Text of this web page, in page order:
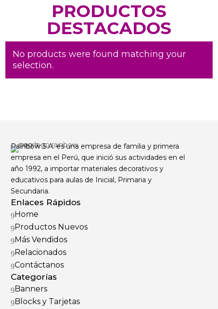
PRODUCTOS
DESTACADOS
No products were found matching your
selection.
Rainbow S.A. es una empresa de familia y primera
empresa en el Perú, que inició sus actividades en el
año 1992, a importar materiales decorativos y
educativos para aulas de Inicial, Primaria y
Secundaria.
Enlaces Rápidos
9Home
9Productos Nuevos
9Más Vendidos
9Relacionados
9Contáctanos
Categorías
9Banners
9Blocks y Tarjetas